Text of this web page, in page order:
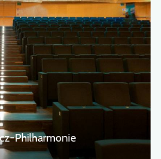
Philharmonie